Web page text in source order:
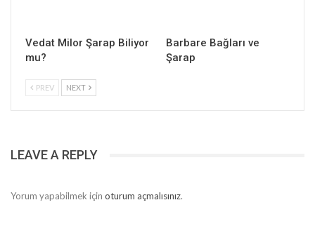
Vedat Milor Şarap Biliyor
mu?
Barbare Bağları ve
Şarap
PREV NEXT
LEAVE A REPLY
Yorum yapabilmek için oturum açmalısınız.